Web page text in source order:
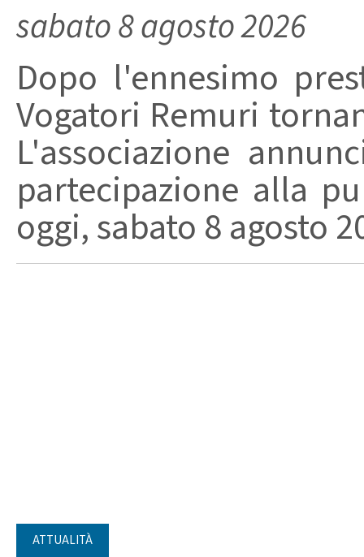
sabato 8 agosto 2026
Dopo l'ennesimo
Vogatori Remuri
L'associazione
partecipazione alla
oggi, sabato 8 agosto
ATTUALITÀ